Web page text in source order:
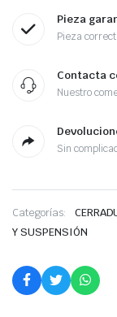
Pieza
Pieza
Contacta
Nuestro
Sin
Categorías:
Y SUSPENSIÓN